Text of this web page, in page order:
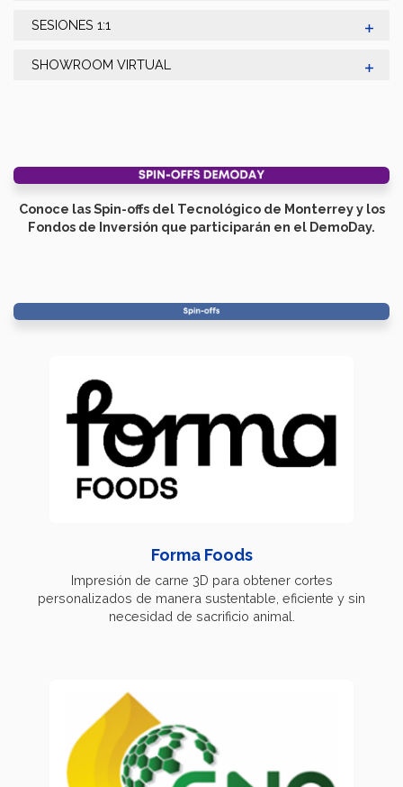
SESIONES 1:1
SHOWROOM VIRTUAL
Conoce las Spin-offs del Tecnológico de Monterrey y los
Fondos de Inversión que participarán en el DemoDay.
Forma Foods
Impresión de carne 3D para obtener cortes
personalizados de manera sustentable, eficiente y sin
necesidad de sacrificio animal.